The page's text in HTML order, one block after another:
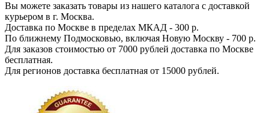
Вы можете заказать товары из нашего каталога с доставкой
курьером в г. Москва.
Доставка по Москве в пределах МКАД - 300 р.
По ближнему Подмосковью, включая Новую Москву - 700 р.
Для заказов стоимостью от 7000 рублей доставка по Москве
бесплатная.
Для регионов доставка бесплатная от 15000 рублей.